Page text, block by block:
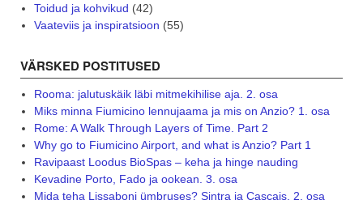
Toidud ja kohvikud (42)
Vaateviis ja inspiratsioon (55)
VÄRSKED POSTITUSED
Rooma: jalutuskäik läbi mitmekihilise aja. 2. osa
Miks minna Fiumicino lennujaama ja mis on Anzio? 1. osa
Rome: A Walk Through Layers of Time. Part 2
Why go to Fiumicino Airport, and what is Anzio? Part 1
Ravipaast Loodus BioSpas – keha ja hinge nauding
Kevadine Porto, Fado ja ookean. 3. osa
Mida teha Lissaboni ümbruses? Sintra ja Cascais. 2. osa